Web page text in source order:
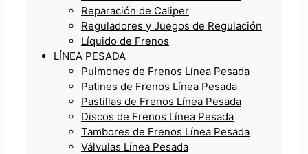
Reparación de Caliper
Reguladores y Juegos de Regulación
Líquido de Frenos
LÍNEA PESADA
Pulmones de Frenos Línea Pesada
Patines de Frenos Línea Pesada
Pastillas de Frenos Línea Pesada
Discos de Frenos Línea Pesada
Tambores de Frenos Línea Pesada
Válvulas Línea Pesada